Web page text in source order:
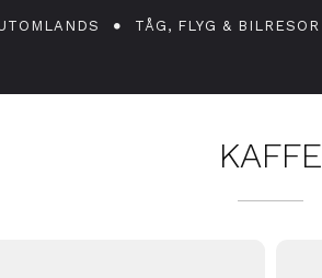
TÅG, FLYG & BILRESOR
KAFFE